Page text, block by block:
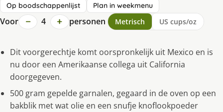
Op boodschappenlijst Plan in weekmenu
Voor − 4 + personen Metrisch US cups/oz
Dit voorgerechtje komt oorspronkelijk uit Mexico en is
nu door een Amerikaanse collega uit California
doorgegeven.
500 gram gepelde garnalen, gegaard in de oven op een
bakblik met wat olie en een snufje knoflookpoeder